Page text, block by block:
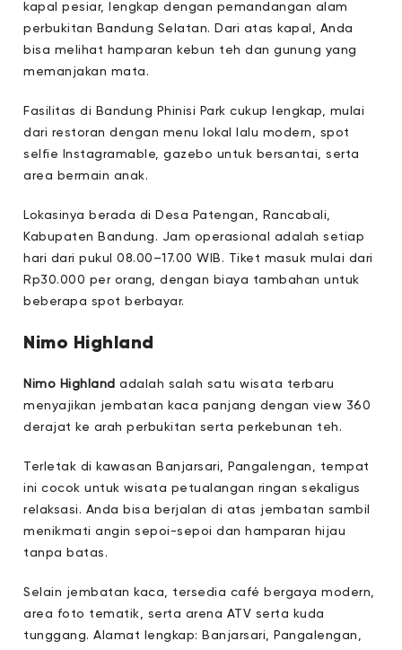
kapal pesiar, lengkap dengan pemandangan alam
perbukitan Bandung Selatan. Dari atas kapal, Anda
bisa melihat hamparan kebun teh dan gunung yang
memanjakan mata.
Fasilitas di Bandung Phinisi Park cukup lengkap, mulai
dari restoran dengan menu lokal lalu modern, spot
selfie Instagramable, gazebo untuk bersantai, serta
area bermain anak.
Lokasinya berada di Desa Patengan, Rancabali,
Kabupaten Bandung. Jam operasional adalah setiap
hari dari pukul 08.00–17.00 WIB. Tiket masuk mulai dari
Rp30.000 per orang, dengan biaya tambahan untuk
beberapa spot berbayar.
Nimo Highland
Nimo Highland adalah salah satu wisata terbaru
menyajikan jembatan kaca panjang dengan view 360
derajat ke arah perbukitan serta perkebunan teh.
Terletak di kawasan Banjarsari, Pangalengan, tempat
ini cocok untuk wisata petualangan ringan sekaligus
relaksasi. Anda bisa berjalan di atas jembatan sambil
menikmati angin sepoi-sepoi dan hamparan hijau
tanpa batas.
Selain jembatan kaca, tersedia café bergaya modern,
area foto tematik, serta arena ATV serta kuda
tunggang. Alamat lengkap: Banjarsari, Pangalengan,